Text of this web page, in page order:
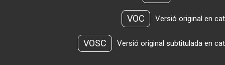
VOC Versió original en
VOSC Versió original subtitulada en